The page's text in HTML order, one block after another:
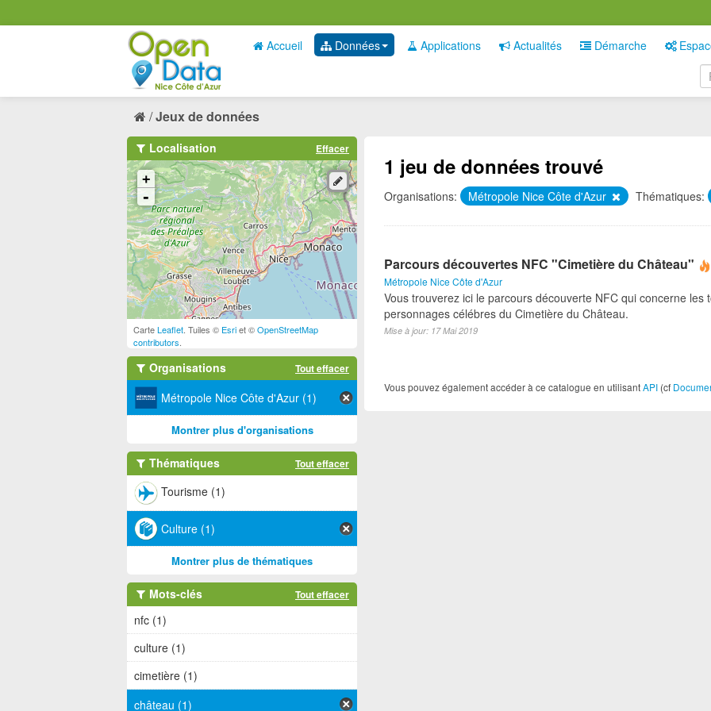
Accueil Données Applications Actualités Démarche
Jeux de données
1 jeu de données trouvé
Organisations: Métropole Nice Côte d'Azur Thématiques:
Parcours découvertes NFC "Cimetière du Château"
Métropole Nice Côte d'Azur
Vous trouverez ici le parcours découverte NFC qui concerne les
personnages célébres du Cimetière du Château.
Mise à jour: 17 Mai 2019
Vous pouvez également accéder à ce catalogue en utilisantAPI (cf
Localisation Effacer
+
-
CarteLeaflet . Tuiles © Esriet ©OpenStreetMap
contributors
Organisations Tout effacer
Métropole Nice Côte d'Azur (1)
Montrer plus d'organisations
Thématiques Tout effacer
Tourisme (1)
Culture (1)
Montrer plus de thématiques
Mots-clés Tout effacer
nfc (1)
culture (1)
cimetière (1)
château (1)